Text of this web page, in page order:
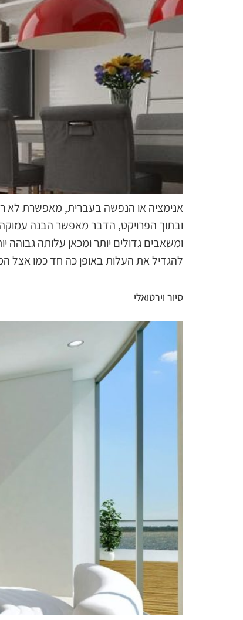
אנימציה או הנפשה בעברית, מאפשרת לא רק
ובתוך הפרויקט, הדבר מאפשר הבנה
ומשאבים גדולים יותר ומכאן עלותה גבוהה
להגדיל את העלות באופן כה חד כמו אצל
סיור וירטואלי